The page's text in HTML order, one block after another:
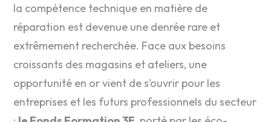
la compétence technique en matière de
réparation est devenue une denrée rare et
extrêmement recherchée. Face aux besoins
croissants des magasins et ateliers, une
opportunité en or vient de s’ouvrir pour les
entreprises et les futurs professionnels du secteur